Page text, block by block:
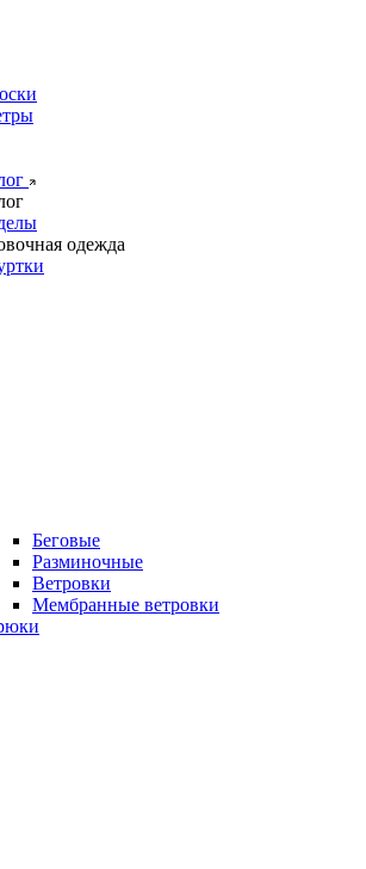
одежда
Беговые
Разминочные
Ветровки
Мембранные ветровки